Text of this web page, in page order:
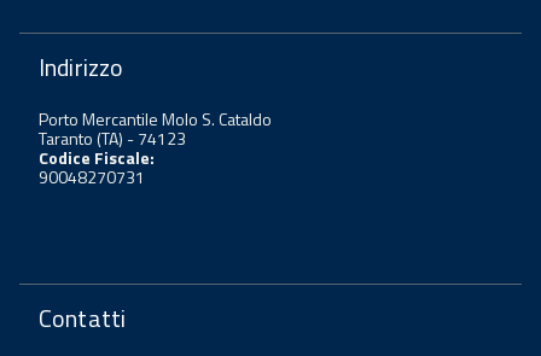
Indirizzo
Porto Mercantile Molo S. Cataldo
Taranto (TA) - 74123
Codice Fiscale:
90048270731
Contatti